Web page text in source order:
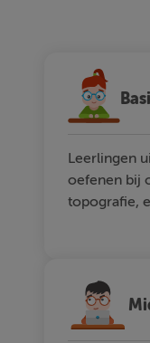
Leerlingen
oefenen bij
topografie,